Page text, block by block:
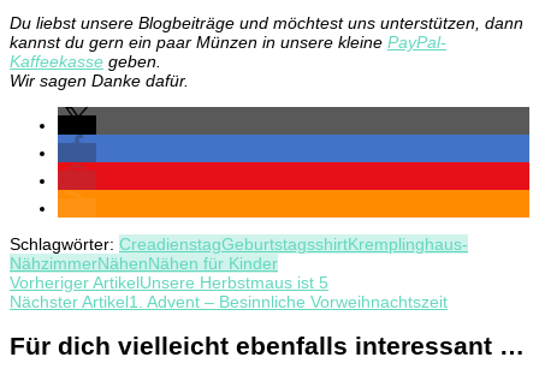
Du liebst unsere Blogbeiträge und möchtest uns unterstützen, dann
kannst du gern ein paar Münzen in unsere kleine PayPal-
Kaffeekasse geben.
Wir sagen Danke dafür.
Schlagwörter: CreadienstagGeburtstagsshirtKremplinghaus-
NähzimmerNähenNähen für Kinder
Beitragsnavigation
Vorheriger ArtikelUnsere Herbstmaus ist 5
Nächster Artikel1. Advent – Besinnliche Vorweihnachtszeit
Für dich vielleicht ebenfalls interessant …